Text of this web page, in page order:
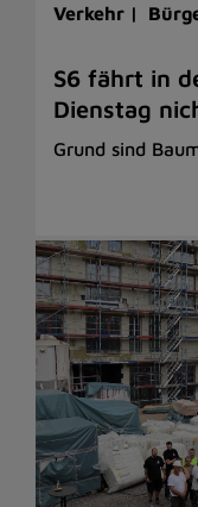
Verkehr |
S6 fährt in
Dienstag
Grund sind